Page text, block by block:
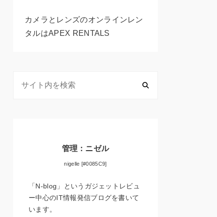
カメラとレンズのオンラインレン
タルはAPEX RENTALS
管理：ニゼル
nigelle [#0085C9]
「N-blog」というガジェットレビュ
ー中心のIT情報発信ブログを書いて
います。